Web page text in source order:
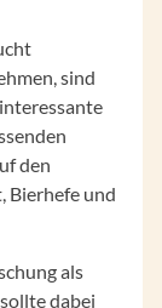
sind
den
Bierhefe und
als
dabei